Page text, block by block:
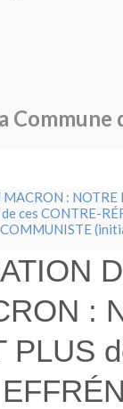
Commune
: NOTRE
ces CONTRE-
:
PLUS